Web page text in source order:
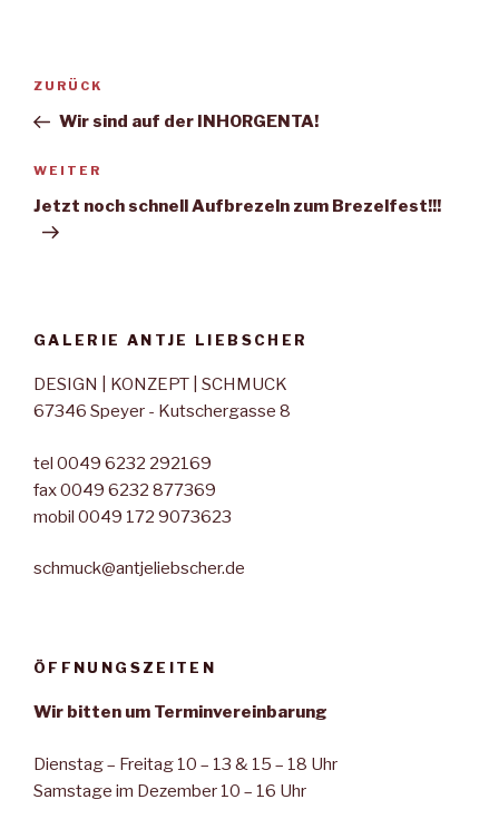
ZURÜCK
Wir sind auf der INHORGENTA!
WEITER
Jetzt noch schnell Aufbrezeln zum Brezelfest!!!
GALERIE ANTJE LIEBSCHER
DESIGN | KONZEPT | SCHMUCK
67346 Speyer - Kutschergasse 8
tel 0049 6232 292169
fax 0049 6232 877369
mobil 0049 172 9073623
schmuck@antjeliebscher.de
ÖFFNUNGSZEITEN
Wir bitten um Terminvereinbarung
Dienstag – Freitag 10 – 13 & 15 – 18 Uhr
Samstage im Dezember 10 – 16 Uhr